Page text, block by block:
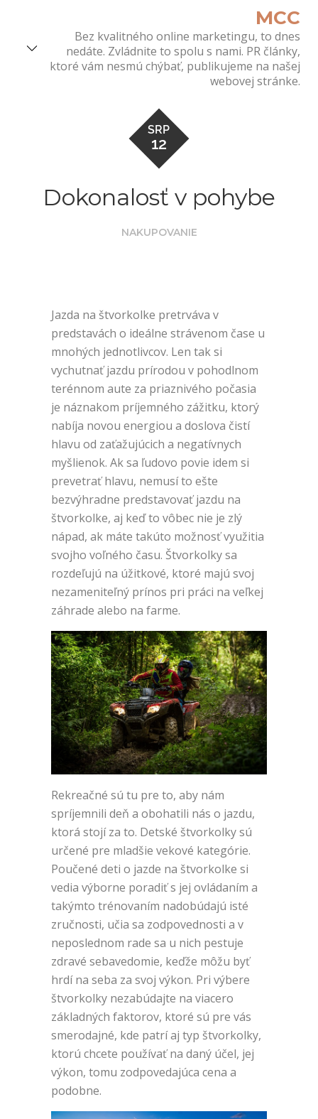
content
MCC
Bez kvalitného online marketingu, to dnes
nedáte. Zvládnite to spolu s nami. PR články,
ktoré vám nesmú chýbať, publikujeme na našej
webovej stránke.
SRP
12
Dokonalosť v pohybe
NAKUPOVANIE
Jazda na štvorkolke pretrváva v
predstavách o ideálne strávenom čase u
mnohých jednotlivcov. Len tak si
vychutnať jazdu prírodou v pohodlnom
terénnom aute za priaznivého počasia
je náznakom príjemného zážitku, ktorý
nabíja novou energiou a doslova čistí
hlavu od zaťažujúcich a negatívnych
myšlienok.Ak sa ľudovo povie idem si
prevetrať hlavu, nemusí to ešte
bezvýhradne predstavovať jazdu na
štvorkolke, aj keď to vôbec nie je zlý
nápad, ak máte takúto možnosť využitia
svojho voľného času. Štvorkolky sa
rozdeľujú na úžitkové, ktoré majú svoj
nezameniteľný prínos pri práci na veľkej
záhrade alebo na farme.
Rekreačné sú tu pre to, aby nám
spríjemnili deň a obohatili nás o jazdu,
ktorá stojí za to. Detské štvorkolky sú
určené pre mladšie vekové kategórie.
Poučené deti o jazde na štvorkolke si
vedia výborne poradiť s jej ovládaním a
takýmto trénovaním nadobúdajú isté
zručnosti, učia sa zodpovednosti a v
neposlednom rade sa u nich pestuje
zdravé sebavedomie, keďže môžu byť
hrdí na seba za svoj výkon. Pri výbere
štvorkolky nezabúdajte na viacero
základných faktorov, ktoré sú pre vás
smerodajné, kde patrí aj typ štvorkolky,
ktorú chcete používať na daný účel, jej
výkon, tomu zodpovedajúca cena a
podobne.